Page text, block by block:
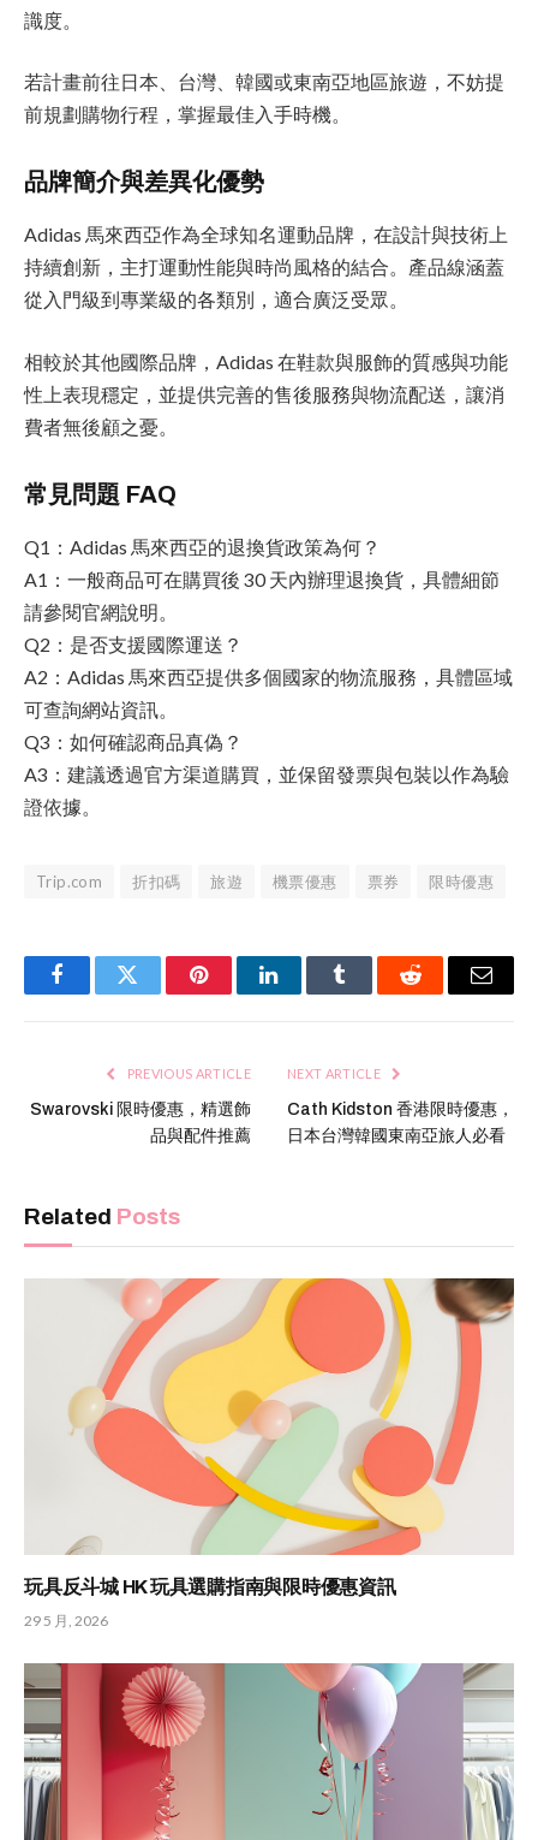
識度。
若計畫前往日本、台灣、韓國或東南亞地區旅遊，不妨提
前規劃購物行程，掌握最佳入手時機。
品牌簡介與差異化優勢
Adidas 馬來西亞作為全球知名運動品牌，在設計與技術上
持續創新，主打運動性能與時尚風格的結合。產品線涵蓋
從入門級到專業級的各類別，適合廣泛受眾。
相較於其他國際品牌，Adidas 在鞋款與服飾的質感與功能
性上表現穩定，並提供完善的售後服務與物流配送，讓消
費者無後顧之憂。
常見問題 FAQ
Q1：Adidas 馬來西亞的退換貨政策為何？
A1：一般商品可在購買後 30 天內辦理退換貨，具體細節
請參閱官網說明。
Q2：是否支援國際運送？
A2：Adidas 馬來西亞提供多個國家的物流服務，具體區域
可查詢網站資訊。
Q3：如何確認商品真偽？
A3：建議透過官方渠道購買，並保留發票與包裝以作為驗
證依據。
Trip.com 折扣碼 旅遊 機票優惠 票券 限時優惠
FacebookTwitter PinterestLinkedInTumblr Reddit Email
PREVIOUS ARTICLE
Swarovski 限時優惠，精選飾
品與配件推薦
NEXT ARTICLE
Cath Kidston 香港限時優惠，
日本台灣韓國東南亞旅人必看
Related Posts
玩具反斗城 HK 玩具選購指南與限時優惠資訊
29 5 月, 2026